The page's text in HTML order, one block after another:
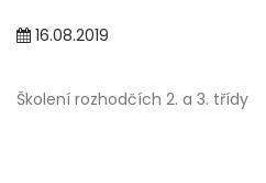
16.08.2019
Školení rozhodčích 2. a 3. třídy